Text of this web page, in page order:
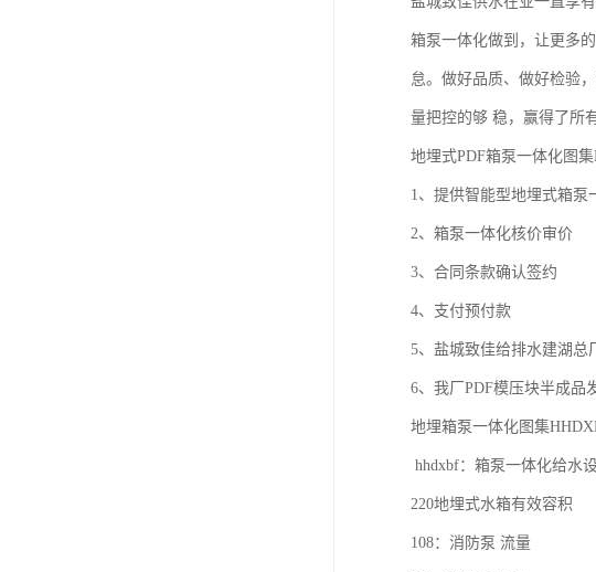
箱泵一体化做到，让更多
怠。做好品质、做好检验
量把控的够 稳，赢得了所
地埋式PDF箱泵一体化图集
1、提供智能型地埋式箱
2、箱泵一体化核价审价
3、合同条款确认签约
4、支付预付款
5、盐城致佳给排水建湖总
6、我厂PDF模压块半成品
地埋箱泵一体化图集
hhdxbf：箱泵一体化给水
220地埋式水箱有效容积
108：消防泵 流量